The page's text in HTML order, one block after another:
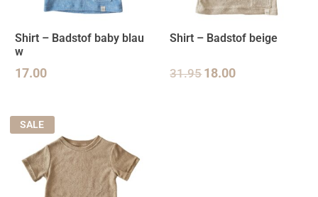
Shirt – Badstof baby blau
w
17.00
Shirt – Badstof beige
31.9518.00
SALE